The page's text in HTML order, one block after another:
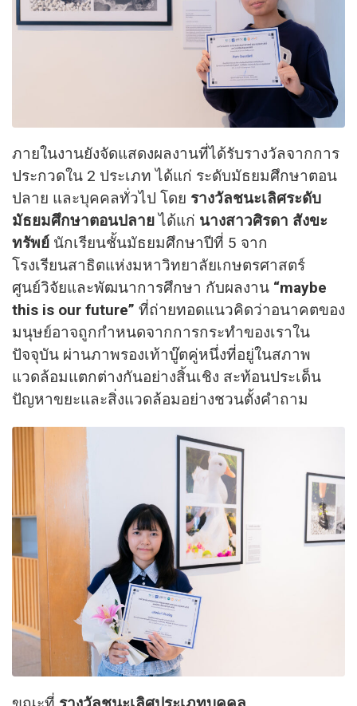
ภายในงานยังจัดแสดงผลงานที่ได้รับรางวัลจากการ
ประกวดใน 2 ประเภท ได้แก่ ระดับมัธยมศึกษาตอน
ปลาย และบุคคลทั่วไป โดย รางวัลชนะเลิศระดับ
มัธยมศึกษาตอนปลายได้แก่ นางสาวศิรดา สังขะ
ทรัพย์ นักเรียนชั้นมัธยมศึกษาปีที่ 5 จาก
โรงเรียนสาธิตแห่งมหาวิทยาลัยเกษตรศาสตร์
ศูนย์วิจัยและพัฒนาการศึกษา กับผลงาน “maybe
this is our future” ที่ถ่ายทอดแนวคิดว่าอนาคตของ
มนุษย์อาจถูกกำหนดจากการกระทำของเราใน
ปัจจุบัน ผ่านภาพรองเท้าบู๊ตคู่หนึ่งที่อยู่ในสภาพ
แวดล้อมแตกต่างกันอย่างสิ้นเชิง สะท้อนประเด็น
ปัญหาขยะและสิ่งแวดล้อมอย่างชวนตั้งคำถาม